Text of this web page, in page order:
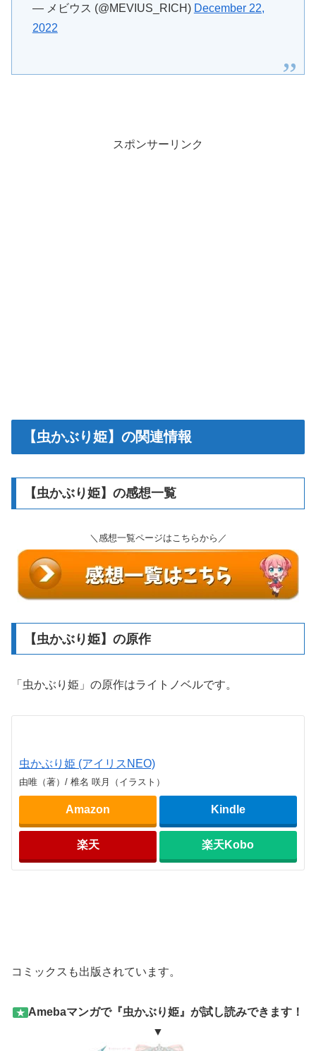
— メビウス (@MEVIUS_RICH) December 22,
2022
スポンサーリンク
【虫かぶり姫】の関連情報
【虫かぶり姫】の感想一覧
＼感想一覧ページはこちらから／
【虫かぶり姫】の原作
「虫かぶり姫」の原作はライトノベルです。
虫かぶり姫 (アイリスNEO)
由唯（著）/ 椎名 咲月（イラスト）
Amazon Kindle
楽天 楽天Kobo
コミックスも出版されています。
★ Amebaマンガで『虫かぶり姫』が試し読みできます！
▼